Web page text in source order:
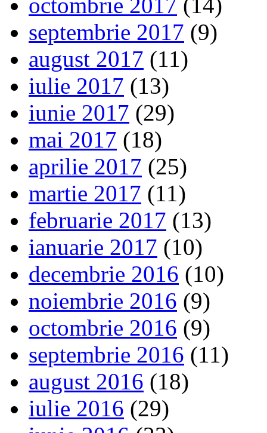
septembrie 2017 (9)
august 2017 (11)
iulie 2017 (13)
iunie 2017 (29)
mai 2017 (18)
aprilie 2017 (25)
martie 2017 (11)
februarie 2017 (13)
ianuarie 2017 (10)
decembrie 2016 (10)
noiembrie 2016 (9)
octombrie 2016 (9)
septembrie 2016 (11)
august 2016 (18)
iulie 2016 (29)